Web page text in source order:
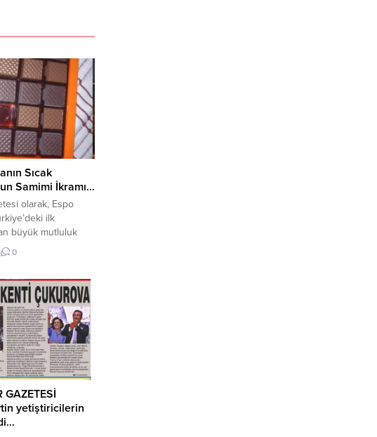
Sıcak
Samimi İkramı…
olarak, Espo
ilk
büyük mutluluk
tarafından Türkiye
Espo Türk kahvesi,
seçkin kafelerde
Cenk kardeşimizle
dostluğun simgesi
ardından da...
0
GAZETESİ
yetiştiricilerin